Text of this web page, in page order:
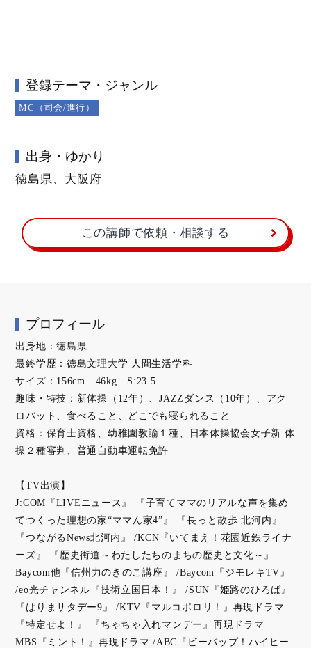
登録テーマ・ジャンル
MC（司会/進行）
出身・ゆかり
徳島県、大阪府
この講師で依頼・相談する
プロフィール
出身地：徳島県
最終学歴：徳島文理大学 人間生活学科
サイズ：156cm 46kg S:23.5
趣味・特技：新体操（12年）、JAZZダンス（10年）、アク
ロバット、食べること、どこでも寝られること
資格：保育士資格、幼稚園教諭１種、日本体操協会女子新 体
操２種審判、普通自動車運転免許
【TV出演】
J:COM『LIVEニュース』 『子育てママのリアルな声を集め
てつくった理想の家“ママん家4”』 『長っと散歩 北河内』
『つながるNews北河内』 /KCN『いてまえ！花園近鉄ライナ
ーズ』 『歴史街道～わたしたちのまちの歴史と文化～』
Baycom他『信州力のきのこ講座』 /Baycom『ジモレキTV』
/eo光チャンネル『技術立国日本！』 /SUN『姫路のひろば』
『はりまサタデー9』 /KTV『マルコポロリ！』再現ドラマ
『特定せよ！』 『ちゃちゃ入れマンデー』再現ドラマ
MBS『ミント！』再現ドラマ /ABC『ビーバップ！ハイヒー